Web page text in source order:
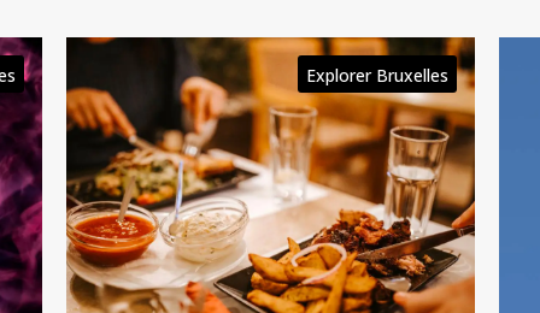
Explorer Bruxelles